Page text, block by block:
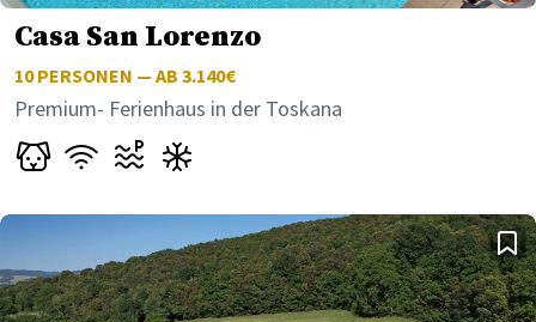
Casa San Lorenzo
10PERSONEN — AB 3.140€
Premium- Ferienhaus in der Toskana